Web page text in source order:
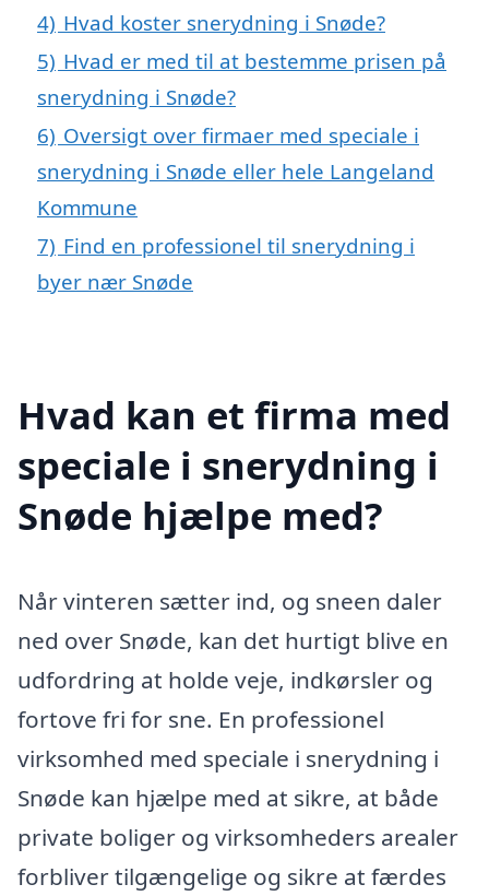
4) Hvad koster snerydning i Snøde?
5) Hvad er med til at bestemme prisen på
snerydning i Snøde?
6) Oversigt over firmaer med speciale i
snerydning i Snøde eller hele Langeland
Kommune
7) Find en professionel til snerydning i
byer nær Snøde
Hvad kan et firma med
speciale i snerydning i
Snøde hjælpe med?
Når vinteren sætter ind, og sneen daler
ned over Snøde, kan det hurtigt blive en
udfordring at holde veje, indkørsler og
fortove fri for sne. En professionel
virksomhed med speciale i snerydning i
Snøde kan hjælpe med at sikre, at både
private boliger og virksomheders arealer
forbliver tilgængelige og sikre at færdes